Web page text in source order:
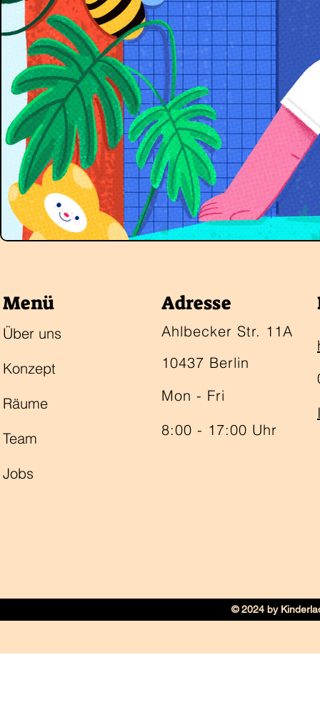
Menü
Über uns
Konzept
Räume
Team
Jobs
Adresse
Ahlbecker Str. 11A
10437 Berlin
Mon - Fri
8:00 - 17:00 Uhr
© 2024 by